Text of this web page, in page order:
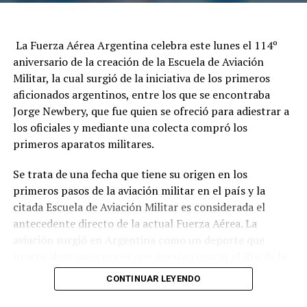
La Fuerza Aérea Argentina celebra este lunes el 114º
aniversario de la creación de la Escuela de Aviación
Militar, la cual surgió de la iniciativa de los primeros
aficionados argentinos, entre los que se encontraba
Jorge Newbery, que fue quien se ofreció para adiestrar a
los oficiales y mediante una colecta compró los
primeros aparatos militares.
Se trata de una fecha que tiene su origen en los
primeros pasos de la aviación militar en el país y la
citada Escuela de Aviación Militar es considerada el
antecedente directo de la actual Fuerza Aérea. La
Plata o la Cordillera de los Andes en globo o en avión.
CONTINUAR LEYENDO